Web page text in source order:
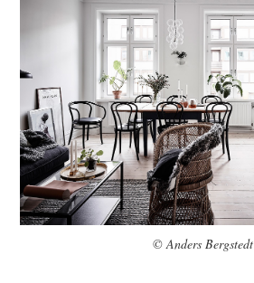
© Anders Bergstedt